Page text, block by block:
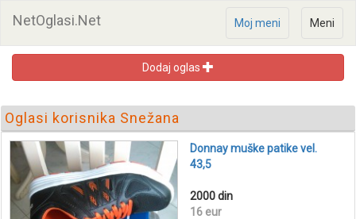
NetOglasi.Net Meni
Moj meni
Dodaj oglas
Oglasi korisnika Snežana
Donnay muške patike vel.
43,5
2000 din
16 eur